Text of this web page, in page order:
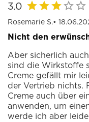
3.0
Rosemarie S.•
Nicht den
Aber sicherlich
sind die Wirkstoffe
Creme gefällt mir
der Vertrieb nichts.
Creme auch über
anwenden, um
werde ich aber